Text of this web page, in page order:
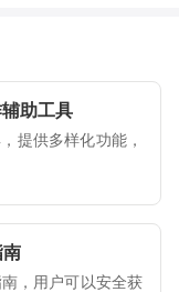
助工具
提供多样化功能，
南
，用户可以安全获